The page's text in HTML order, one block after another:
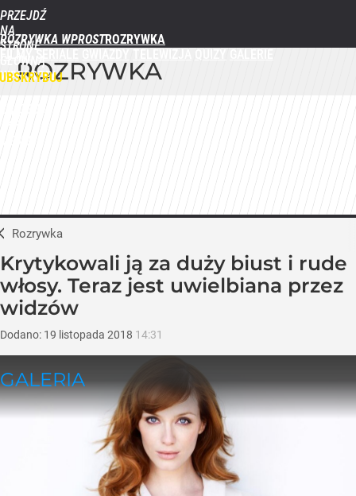
PRZEJDŹ
NA
STRONĘ
GŁÓWNĄ
WPROST.PL
ROZRYWKA WPROST
ROZRYWKA
Rozrywka
Krytykowali ją za duży biust i rude
włosy. Teraz jest uwielbiana przez
widzów
Dodano: 19 listopada 2018 14:31